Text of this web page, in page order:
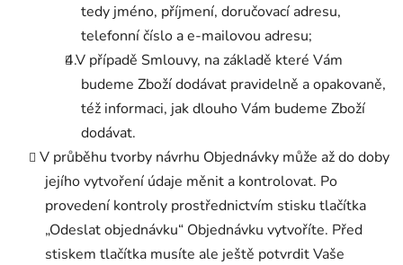
tedy jméno, příjmení, doručovací adresu,
telefonní číslo a e-mailovou adresu;
V případě Smlouvy, na základě které Vám
budeme Zboží dodávat pravidelně a opakovaně,
též informaci, jak dlouho Vám budeme Zboží
dodávat.
V průběhu tvorby návrhu Objednávky může až do doby
jejího vytvoření údaje měnit a kontrolovat. Po
provedení kontroly prostřednictvím stisku tlačítka
„Odeslat objednávku“ Objednávku vytvoříte. Před
stiskem tlačítka musíte ale ještě potvrdit Vaše